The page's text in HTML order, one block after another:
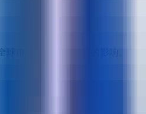
球市场、政策和监管的影响。